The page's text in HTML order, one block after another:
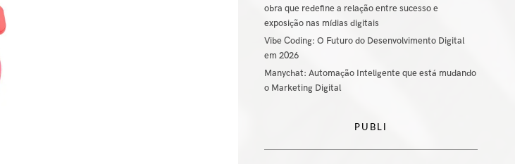
obra que redefine a relação entre sucesso e
exposição nas mídias digitais
Vibe Coding: O Futuro do Desenvolvimento Digital
em 2026
Manychat: Automação Inteligente que está mudando
o Marketing Digital
PUBLI